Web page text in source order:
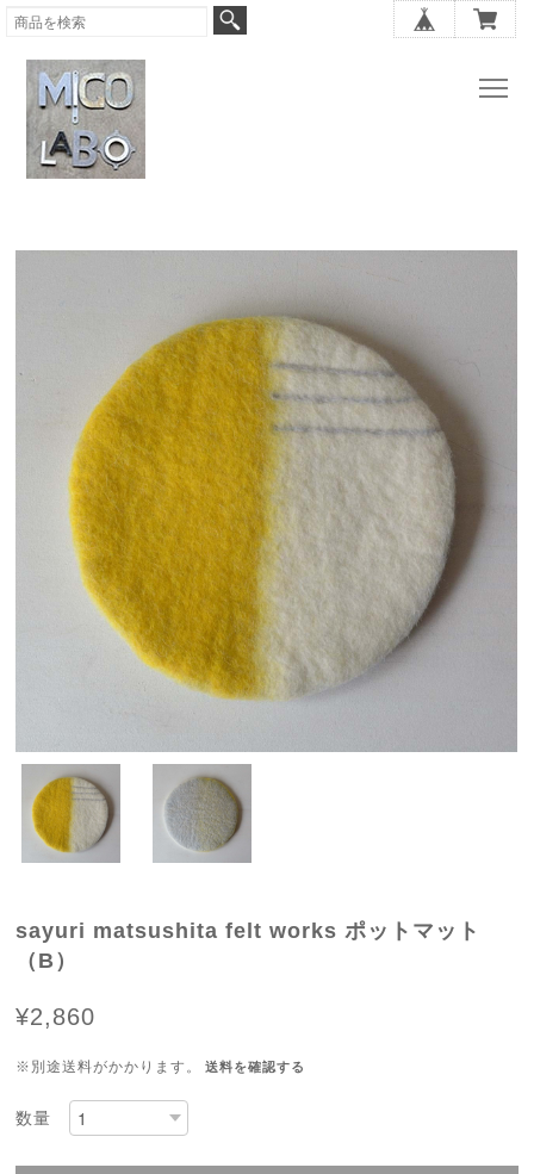
sayuri matsushita felt works ポットマット
（B）
¥2,860
※別途送料がかかります。 送料を確認する
数量